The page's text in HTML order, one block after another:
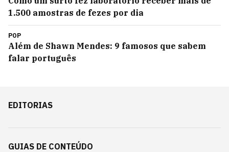
1.500 amostras de fezes por dia
POP
Além de Shawn Mendes: 9 famosos que sabem
falar português
EDITORIAS
GUIAS DE CONTEÚDO